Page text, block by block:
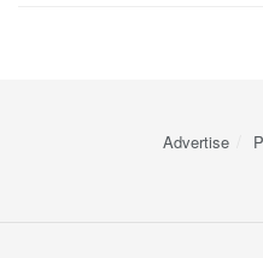
Advertise